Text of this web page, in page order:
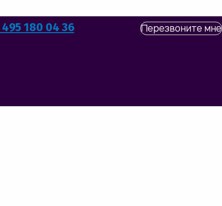
495 180 04 36 Перезвоните мне